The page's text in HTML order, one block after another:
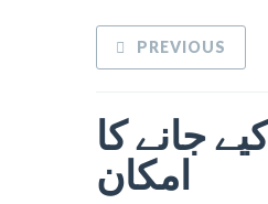
PREVIOUS
جانے کا
امکان